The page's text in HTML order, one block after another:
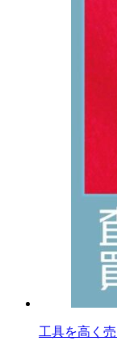
工具を高く